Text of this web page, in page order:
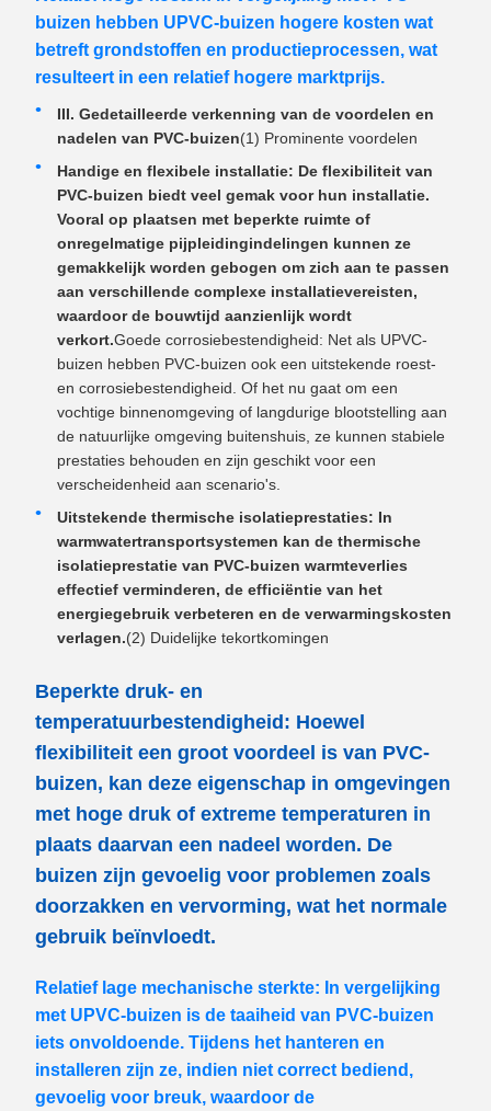
buizen hebben UPVC-buizen hogere kosten wat
betreft grondstoffen en productieprocessen, wat
resulteert in een relatief hogere marktprijs.
III. Gedetailleerde verkenning van de voordelen en
nadelen van PVC-buizen(1) Prominente voordelen
Handige en flexibele installatie: De flexibiliteit van
PVC-buizen biedt veel gemak voor hun installatie.
Vooral op plaatsen met beperkte ruimte of
onregelmatige pijpleidingindelingen kunnen ze
gemakkelijk worden gebogen om zich aan te passen
aan verschillende complexe installatievereisten,
waardoor de bouwtijd aanzienlijk wordt
verkort.Goede corrosiebestendigheid: Net als UPVC-
buizen hebben PVC-buizen ook een uitstekende roest-
en corrosiebestendigheid. Of het nu gaat om een
vochtige binnenomgeving of langdurige blootstelling aan
de natuurlijke omgeving buitenshuis, ze kunnen stabiele
prestaties behouden en zijn geschikt voor een
verscheidenheid aan scenario's.
Uitstekende thermische isolatieprestaties: In
warmwatertransportsystemen kan de thermische
isolatieprestatie van PVC-buizen warmteverlies
effectief verminderen, de efficiëntie van het
energiegebruik verbeteren en de verwarmingskosten
verlagen.(2) Duidelijke tekortkomingen
Beperkte druk- en
temperatuurbestendigheid: Hoewel
flexibiliteit een groot voordeel is van PVC-
buizen, kan deze eigenschap in omgevingen
met hoge druk of extreme temperaturen in
plaats daarvan een nadeel worden. De
buizen zijn gevoelig voor problemen zoals
doorzakken en vervorming, wat het normale
gebruik beïnvloedt.
Relatief lage mechanische sterkte: In vergelijking
met UPVC-buizen is de taaiheid van PVC-buizen
iets onvoldoende. Tijdens het hanteren en
installeren zijn ze, indien niet correct bediend,
gevoelig voor breuk, waardoor de